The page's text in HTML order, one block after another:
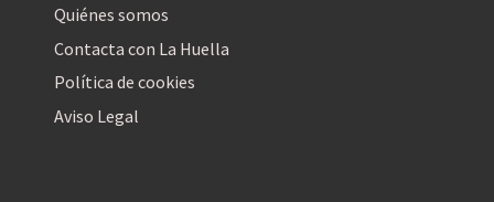
Quiénes somos
Contacta con La Huella
Política de cookies
Aviso Legal